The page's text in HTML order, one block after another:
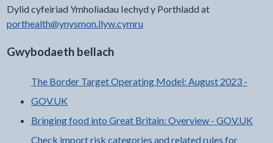
Dylid cyfeiriad Ymholiadau Iechyd y Porthladd at
porthealth@ynysmon.llyw.cymru
Gwybodaeth bellach
The Border Target Operating Model: August 2023 -
GOV.UK
Bringing food into Great Britain: Overview - GOV.UK
Check import risk categories and related rules for